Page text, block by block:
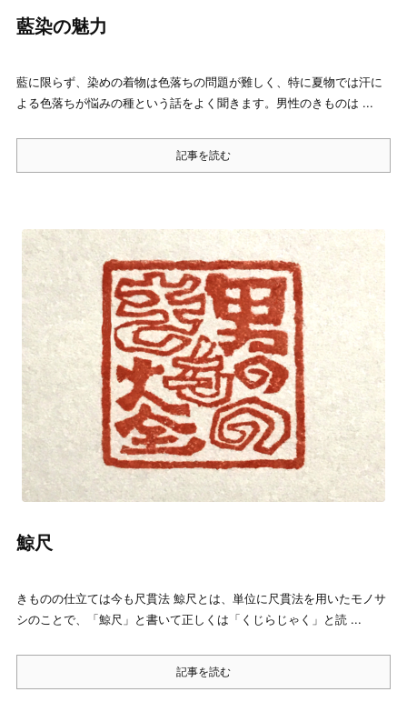
藍染の魅力
藍に限らず、染めの着物は色落ちの問題が難しく、特に夏物では汗に
よる色落ちが悩みの種という話をよく聞きます。男性のきものは ...
記事を読む
鯨尺
きものの仕立ては今も尺貫法 鯨尺とは、単位に尺貫法を用いたモノサ
シのことで、「鯨尺」と書いて正しくは「くじらじゃく」と読 ...
記事を読む